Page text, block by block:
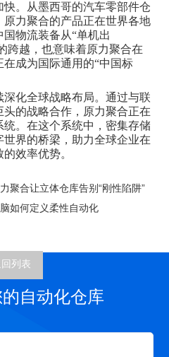
。从墨西哥的汽车零部件仓
力聚合的产品正在世界各地
物流装备从“单机出
跨越，也意味着原力聚合在
成为国际通用的“中国标
化全球战略布局。通过与联
的战略合作，原力聚合正在
。在这个系统中， 密集存储
界的桥梁，助力全球企业在
效率优势。
聚合让立体仓库告别“刚性陷阱”
如何定义柔性自动化
列表
自动化仓库